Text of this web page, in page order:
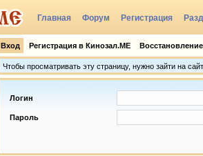
Главная Форум Регистрация
Вход Регистрация в Кинозал.МЕ
Чтобы просматривать эту страницу, нужно зайти на сайт
Логин
Пароль